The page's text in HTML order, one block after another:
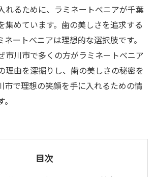
れるために、ラミネートべニアが千葉
集めています。歯の美しさを追求する
ネートべニアは理想的な選択肢です。
市川市で多くの方がラミネートべニア
理由を深掘りし、歯の美しさの秘密を
市で理想の笑顔を手に入れるための情
目次